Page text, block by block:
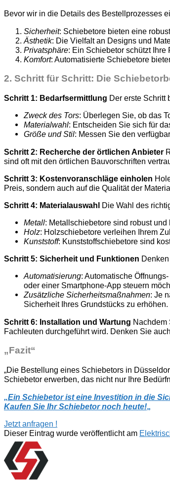
Bevor wir in die Details des Bestellprozesses
Sicherheit: Schiebetore bieten eine
Ästhetik: Die Vielfalt an Designs und
Privatsphäre: Ein Schiebetor schützt Ihre
Komfort: Automatisierte Schiebetore
2. Schritt für Schritt: Die
Schritt 1: Bedarfsermittlung Der erste Schritt
Zweck des Tors: Überlegen Sie, ob das
Materialwahl: Entscheiden Sie sich für
Größe und Stil: Messen Sie den
Schritt 2: Recherche der örtlichen Anbieter
sind oft mit den örtlichen Bauvorschriften
Schritt 3: Kostenvoranschläge einholen
Preis, sondern auch auf die Qualität der
Schritt 4: Materialauswahl Die Wahl des
Metall: Metallschiebetore sind robust
Holz: Holzschiebetore verleihen Ihrem
Kunststoff: Kunststoffschiebetore sind
Schritt 5: Sicherheit und Funktionen
Automatisierung: Automatische
oder einer Smartphone-App steuern
Zusätzliche Sicherheitsmaßnahmen: Je
Sicherheit Ihres Grundstücks zu erhöhen.
Schritt 6: Installation und Wartung Nachdem
Fachleuten durchgeführt wird. Denken Sie
„Fazit“
„Die Bestellung eines Schiebetors in
Schiebetor erwerben, das nicht nur Ihre
„Ein Schiebetor ist eine Investition in die
Kaufen Sie Ihr Schiebetor noch heute!
Jetzt anfragen !
Dieser Eintrag wurde veröffentlicht am